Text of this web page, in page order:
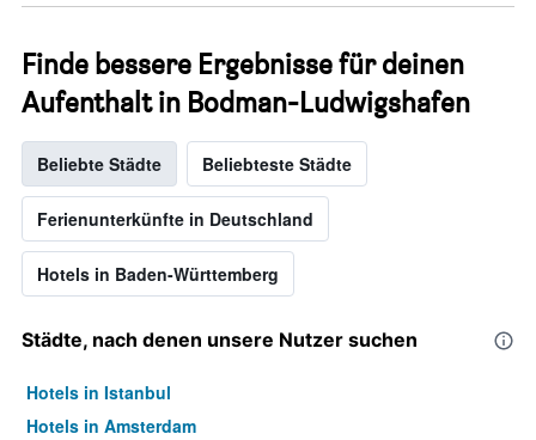
Finde bessere Ergebnisse für deinen
Aufenthalt in Bodman-Ludwigshafen
Beliebte Städte Beliebteste Städte
Ferienunterkünfte in Deutschland
Hotels in Baden-Württemberg
Städte, nach denen unsere Nutzer suchen
Hotels in Istanbul
Hotels in Amsterdam